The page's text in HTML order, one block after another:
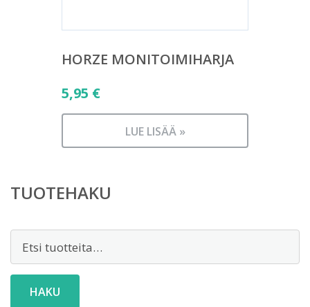
HORZE MONITOIMIHARJA
5,95 €
LUE LISÄÄ »
TUOTEHAKU
HAKU